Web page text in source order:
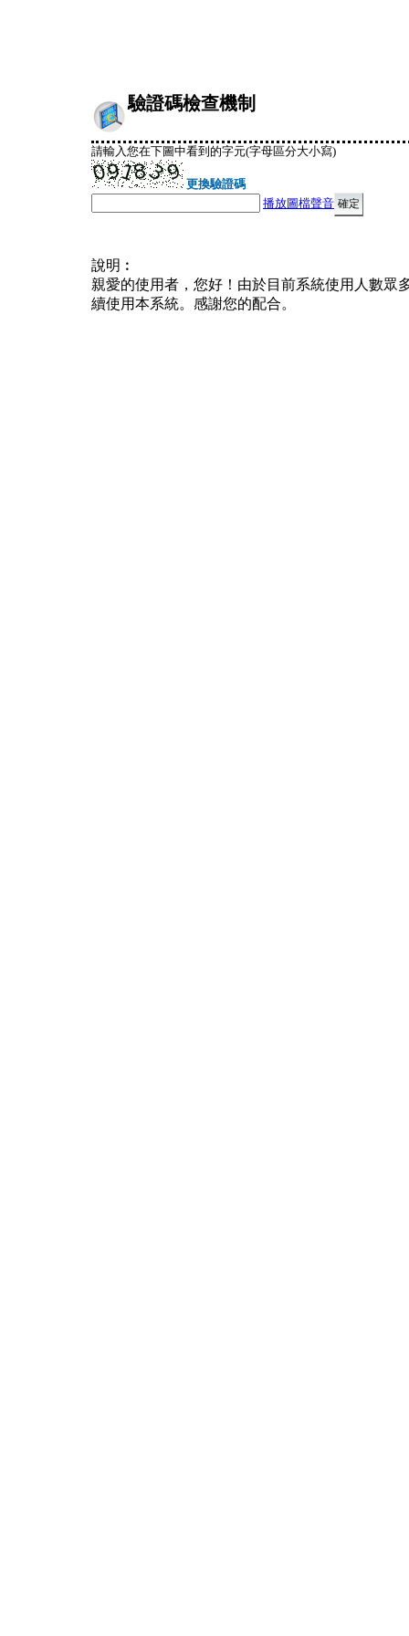
驗證碼檢查機制
請輸入您在下圖中看到的字元(字母區分大小寫)
更換驗證碼
播放圖檔聲音
說明︰
親愛的使用者，您好！由於目前系統使用人數眾
續使用本系統。感謝您的配合。